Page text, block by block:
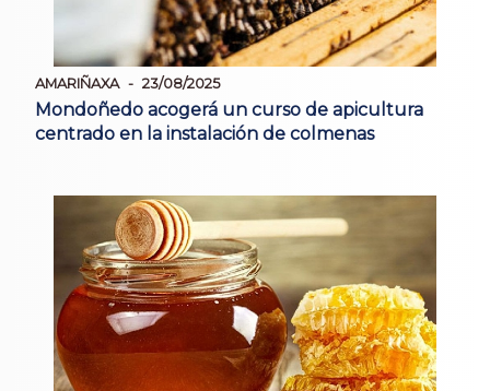
AMARIÑAXA 23/08/2025
Mondoñedo acogerá un curso de apicultura
centrado en la instalación de colmenas